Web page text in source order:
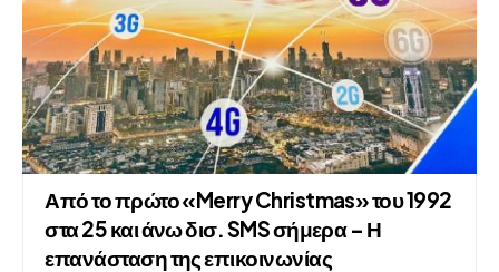
Από το πρώτο «Merry Christmas» του 1992
στα 25 και άνω δισ. SMS σήμερα – Η
επανάσταση της επικοινωνίας